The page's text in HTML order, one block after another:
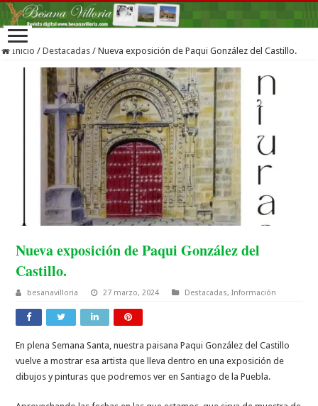
Inicio / Destacadas / Nueva exposición de Paqui González del Castillo.
Nueva exposición de Paqui González del
Castillo.
besanavilloria 27 marzo, 2024 Destacadas,Información
En plena Semana Santa, nuestra paisana Paqui González del Castillo
vuelve a mostrar esa artista que lleva dentro en una exposición de
dibujos y pinturas que podremos ver en Santiago de la Puebla.